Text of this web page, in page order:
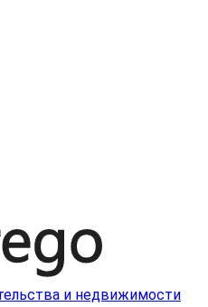
и недвижимости